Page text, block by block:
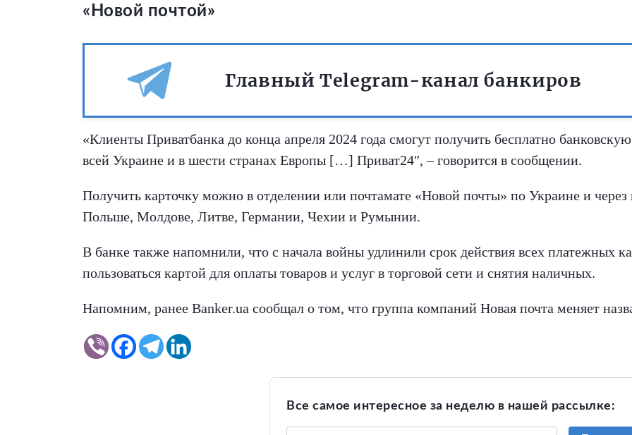
«Новой почтой»
Главный Telegram-канал банкиров
«Клиенты Приватбанка до конца апреля 2024 года смогут получить бесплатно
всей Украине и в шести странах Европы […] Приват24″, – говорится в сообщении.
Получить карточку можно в отделении или почтамате «Новой почты» по Украине и
Польше, Молдове, Литве, Германии, Чехии и Румынии.
В банке также напомнили, что с начала войны удлинили срок действия всех платежных
пользоваться картой для оплаты товаров и услуг в торговой сети и снятия наличных.
Напомним, ранее Banker.ua сообщал о том, что группа компаний Новая почта меняет
Все самое интересное за неделю в нашей рассылке: